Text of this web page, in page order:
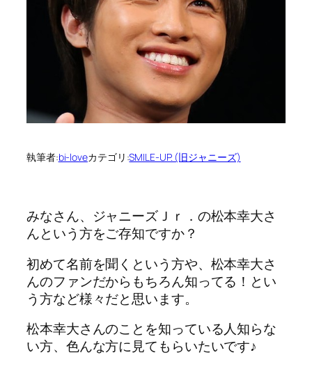
執筆者:bi-loveカテゴリ:SMILE-UP. (旧ジャニーズ)
みなさん、ジャニーズＪｒ．の松本幸大さ
んという方をご存知ですか？
初めて名前を聞くという方や、松本幸大さ
んのファンだからもちろん知ってる！とい
う方など様々だと思います。
松本幸大さんのことを知っている人知らな
い方、色んな方に見てもらいたいです♪